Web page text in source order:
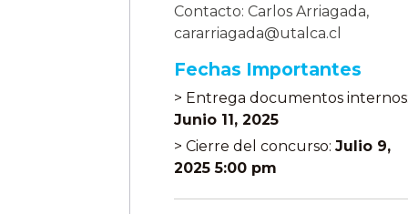
Contacto: Carlos Arriagada,
cararriagada@utalca.cl
Fechas Importantes
> Entrega documentos
Junio 11, 2025
> Cierre del concurso: Julio 9,
2025 5:00 pm